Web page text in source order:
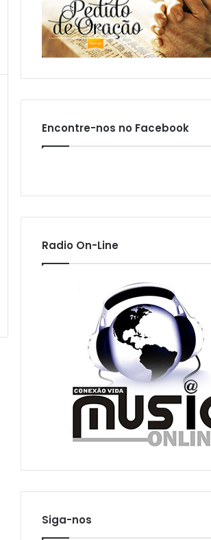
Encontre-nos no Facebook
Radio On-Line
Siga-nos